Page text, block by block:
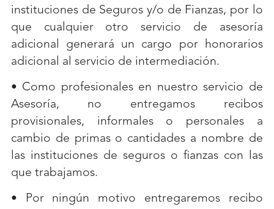
instituciones de Seguros y/o de Fianzas, por lo
que cualquier otro servicio de asesoría
adicional generará un cargo por honorarios
adicional al servicio de intermediación.
• Como profesionales en nuestro servicio de
Asesoría, no entregamos recibos
provisionales, informales o personales a
cambio de primas o cantidades a nombre de
las instituciones de seguros o fianzas con las
que trabajamos.
• Por ningún motivo entregaremos recibo